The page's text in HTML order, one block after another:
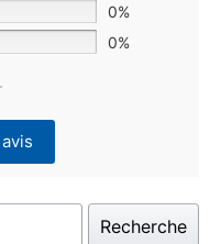
0%
0%
Recherche